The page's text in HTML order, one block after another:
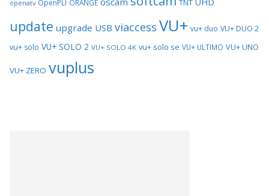
openatv OpenPLI ORANGE TNT
update upgrade USB viaccess VU+ vu+ duo VU+ DUO 2
vu+ solo VU+ SOLO 2 VU+ SOLO 4K vu+ solo se VU+ ULTIMO VU+ UNO
VU+ ZERO vuplus